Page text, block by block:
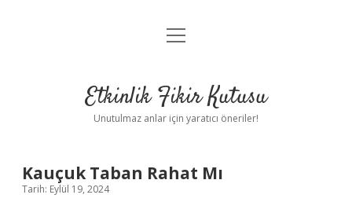
Anasayfa
Yasal Uyarı
menüyü
Etkinlik Fikir Kutusu
Unutulmaz anlar için yaratıcı öneriler!
Kauçuk Taban Rahat Mı
Tarih: Eylül 19, 2024